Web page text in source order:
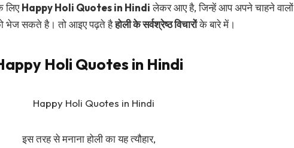
लिएHappy Holi Quotes in Hindiलेकर आए है, जिन्हें आप अपने चाहने वालों
को भेज सकते है। तो आइए पढ़ते हैहोली के सर्वश्रेष्ठ विचारोंके बारे में।
Holi Quotes in Hindi
इस तरह से मनाना होली का यह त्यौहार,